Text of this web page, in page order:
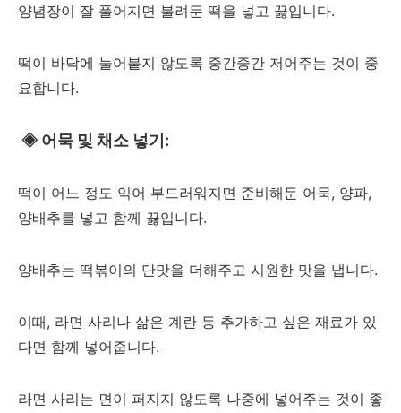
양념장이 잘 풀어지면 불려둔 떡을 넣고 끓입니다.
떡이 바닥에 눌어붙지 않도록 중간중간 저어주는 것이 중
요합니다.
◈ 어묵 및 채소 넣기:
떡이 어느 정도 익어 부드러워지면 준비해둔 어묵, 양파,
양배추를 넣고 함께 끓입니다.
양배추는 떡볶이의 단맛을 더해주고 시원한 맛을 냅니다.
이때, 라면 사리나 삶은 계란 등 추가하고 싶은 재료가 있
다면 함께 넣어줍니다.
라면 사리는 면이 퍼지지 않도록 나중에 넣어주는 것이 좋